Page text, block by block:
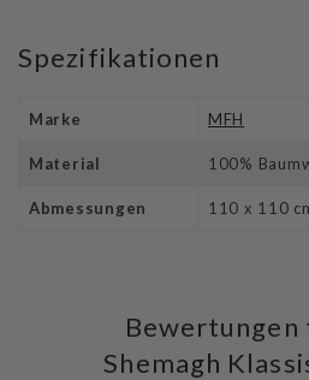
Spezifikationen
Marke MFH
Material 100%
Abmessungen 110 x 110
Bewertungen
Shemagh